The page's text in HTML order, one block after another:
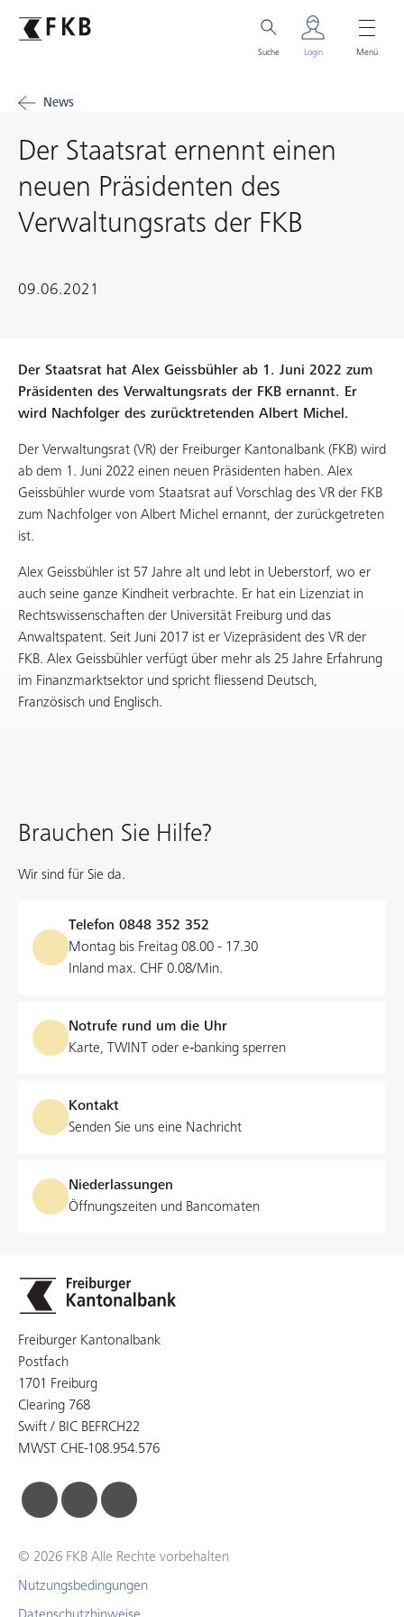
Suche Login Menü
News
Der Staatsrat ernennt einen
neuen Präsidenten des
Verwaltungsrats der FKB
09.06.2021
Der Staatsrat hat Alex Geissbühler ab 1. Juni 2022 zum
Präsidenten des Verwaltungsrats der FKB ernannt. Er
wird Nachfolger des zurücktretenden Albert Michel.
Der Verwaltungsrat (VR) der Freiburger Kantonalbank (FKB) wird
ab dem 1. Juni 2022 einen neuen Präsidenten haben. Alex
Geissbühler wurde vom Staatsrat auf Vorschlag des VR der FKB
zum Nachfolger von Albert Michel ernannt, der zurückgetreten
ist.
Alex Geissbühler ist 57 Jahre alt und lebt in Ueberstorf, wo er
auch seine ganze Kindheit verbrachte. Er hat ein Lizenziat in
Rechtswissenschaften der Universität Freiburg und das
Anwaltspatent. Seit Juni 2017 ist er Vizepräsident des VR der
FKB. Alex Geissbühler verfügt über mehr als 25 Jahre Erfahrung
im Finanzmarktsektor und spricht fliessend Deutsch,
Französisch und Englisch.
Brauchen Sie Hilfe?
Wir sind für Sie da.
Telefon 0848 352 352
Montag bis Freitag 08.00 - 17.30
Inland max. CHF 0.08/Min.
Notrufe rund um die Uhr
Karte, TWINT oder e‑banking sperren
Kontakt
Senden Sie uns eine Nachricht
Niederlassungen
Öffnungszeiten und Bancomaten
Freiburger Kantonalbank
Postfach
1701 Freiburg
Clearing 768
Swift / BIC BEFRCH22
MWST CHE-108.954.576
© 2026 FKB Alle Rechte vorbehalten
Nutzungsbedingungen